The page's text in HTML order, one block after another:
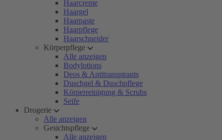
Haarcreme
Haargel
Haarpaste
Haarpflege
Haarschneider
Körperpflege
Alle anzeigen
Bodylotions
Deos & Antitranspirants
Duschgel & Duschpflege
Körperreinigung & Scrubs
Seife
Drogerie
Alle anzeigen
Gesichtspflege
Alle anzeigen